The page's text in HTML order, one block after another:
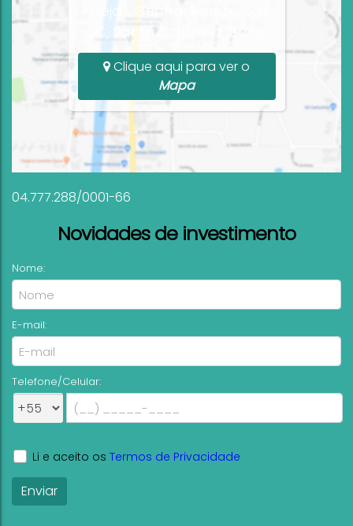
Igreja), Centro, Bombinhas,
SC, Santa Catarina, Brasil
Clique aqui para ver o
Mapa
04.777.288/0001-66
Novidades de investimento
Nome:
E-mail:
Telefone/Celular:
Li e aceito os Termos de Privacidade